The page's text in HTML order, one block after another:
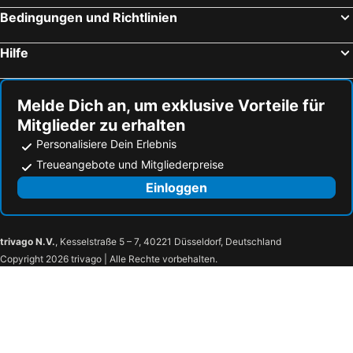
Ełk Centrum
Nida central beach
Stare Miasto
Zatoka
Carina
Westerplatte
Plaża w Krynicy Morskiej
Krantor
Plaża Władysławowo
Tropikana - Aquapark
Gdyńska Przystań Jachtowa
Plaża Rogowo
Plaża Stegna
Jezioro Rudnickie Wielkie
Warszawskie Przedmieście
Stare Miasto
Nowe Miasto
Kępa Północna
Plaża Skowronki
Mierzeja Ośrodek Jazdy Konnej
Bedingungen und Richtlinien
Hilfe
Melde Dich an, um exklusive Vorteile für
Mitglieder zu erhalten
Personalisiere Dein Erlebnis
Treueangebote und Mitgliederpreise
Einloggen
trivago N.V., Kesselstraße 5 – 7, 40221 Düsseldorf, Deutschland
Copyright 2026 trivago | Alle Rechte vorbehalten.